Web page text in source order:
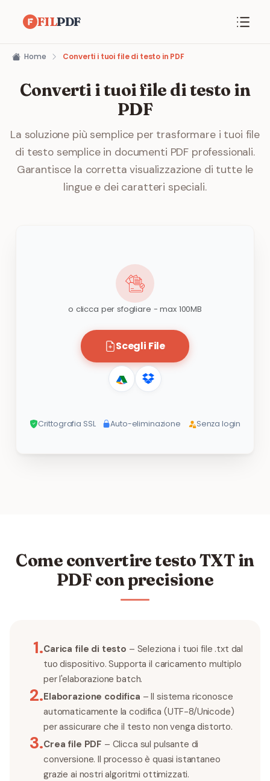
FILPDF
Home Converti i tuoi file di testo in PDF
Converti i tuoi file di testo in
PDF
La soluzione più semplice per trasformare i tuoi file
di testo semplice in documenti PDF professionali.
Garantisce la corretta visualizzazione di tutte le
lingue e dei caratteri speciali.
o clicca per sfogliare - max 100MB
Scegli File
Crittografia SSL Auto-eliminazione Senza login
Come convertire testo TXT in
PDF con precisione
1.Carica file di testo – Seleziona i tuoi file .txt dal
tuo dispositivo. Supporta il caricamento multiplo
per l'elaborazione batch.
2.Elaborazione codifica – Il sistema riconosce
automaticamente la codifica (UTF-8/Unicode)
per assicurare che il testo non venga distorto.
3.Crea file PDF – Clicca sul pulsante di
conversione. Il processo è quasi istantaneo
grazie ai nostri algoritmi ottimizzati.